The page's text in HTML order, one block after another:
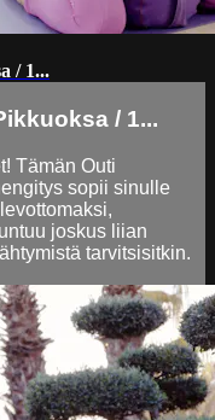
/ 1...
/ 1...
Tämän Outi
sopii sinulle
joskus liian
tarvitsisitkin.